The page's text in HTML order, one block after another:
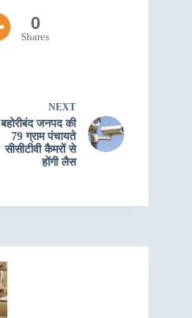
0
Shares
NEXT
बहोरीबंद जनपद की
79 ग्राम पंचायते
सीसीटीवी कैमरों से
होंगी लैस